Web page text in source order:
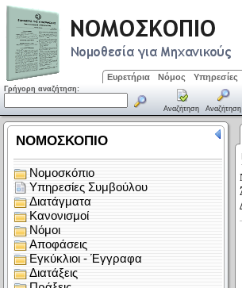
Ευρετήρια Νόμος Υπηρεσίες
Γρήγορη αναζήτηση:
Αναζήτηση Αναζήτηση